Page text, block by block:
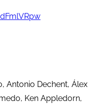
Antonio Dechent, Álex
Ken Appledorn,